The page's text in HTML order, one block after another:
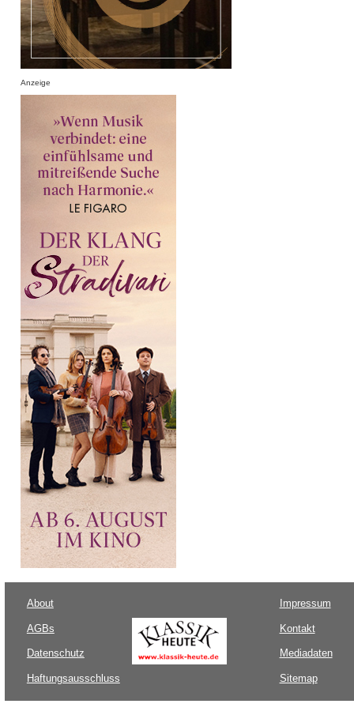
Anzeige
About
AGBs
Datenschutz
Haftungsausschluss
Impressum
Kontakt
Mediadaten
Sitemap